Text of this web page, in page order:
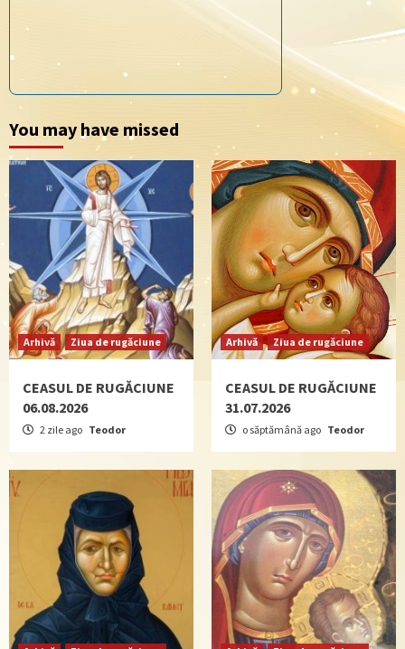
You may have missed
Arhivă Ziua de rugăciune
CEASUL DE RUGĂCIUNE
06.08.2026
2 zile ago Teodor
Arhivă Ziua de rugăciune
CEASUL DE RUGĂCIUNE
31.07.2026
o săptămână ago Teodor